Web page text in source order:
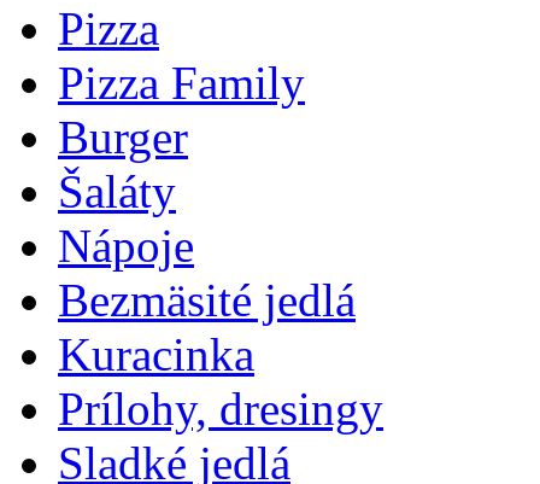
Pizza
Pizza Family
Burger
Šaláty
Nápoje
Bezmäsité jedlá
Kuracinka
Prílohy, dresingy
Sladké jedlá